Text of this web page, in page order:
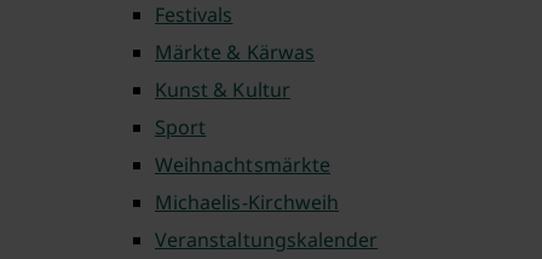
Festivals
Märkte & Kärwas
Kunst & Kultur
Sport
Weihnachtsmärkte
Michaelis-Kirchweih
Veranstaltungskalender